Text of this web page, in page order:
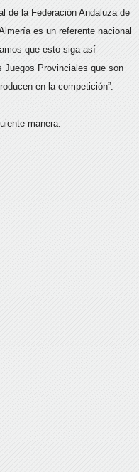
de la Federación Andaluza de
es un referente nacional
que esto siga así
Juegos Provinciales que son
en la competición”.
manera: